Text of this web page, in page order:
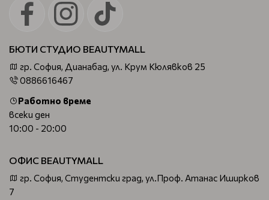
БЮТИ СТУДИО BEAUTYMALL
гр. София, Дианабад, ул. Крум Кюлявков 25
0886616467
Работно време
всеки ден
10:00 - 20:00
ОФИС BEAUTYMALL
гр. София, Студентски град, ул.Проф. Атанас Иширков
7